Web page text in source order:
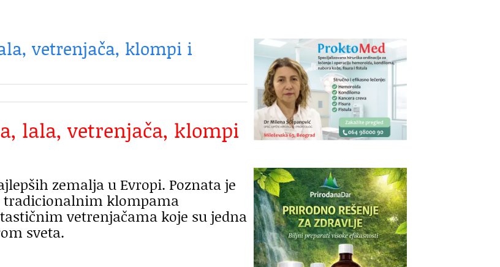
vetrenjača, klompi i
lala, vetrenjača, klompi
zemalja u Evropi. Poznata je
tradicionalnim klompama
vetrenjačama koje su jedna
sveta.